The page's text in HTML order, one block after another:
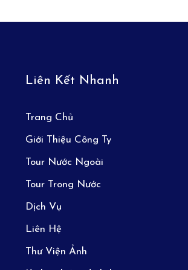
Liên Kết Nhanh
Trang Chủ
Giới Thiệu Công Ty
Tour Nước Ngoài
Tour Trong Nước
Dịch Vụ
Liên Hệ
Thư Viện Ảnh